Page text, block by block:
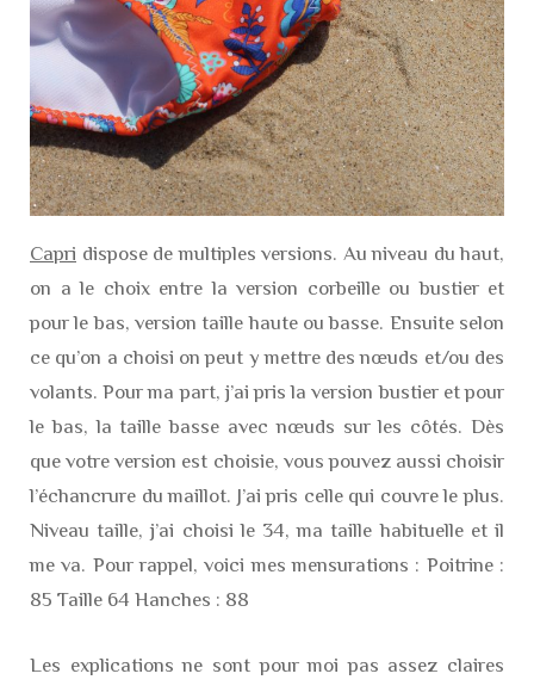
Capri dispose de multiples versions. Au niveau du haut,
on a le choix entre la version corbeille ou bustier et
pour le bas, version taille haute ou basse. Ensuite selon
ce qu’on a choisi on peut y mettre des nœuds et/ou des
volants. Pour ma part, j’ai pris la version bustier et pour
le bas, la taille basse avec nœuds sur les côtés. Dès
que votre version est choisie, vous pouvez aussi choisir
l’échancrure du maillot. J’ai pris celle qui couvre le plus.
Niveau taille, j’ai choisi le 34, ma taille habituelle et il
me va. Pour rappel, voici mes mensurations : Poitrine :
85 Taille 64 Hanches : 88
Les explications ne sont pour moi pas assez claires